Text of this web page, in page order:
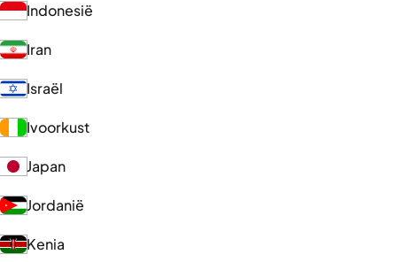
Indonesië
Iran
Israël
Ivoorkust
Japan
Jordanië
Kenia